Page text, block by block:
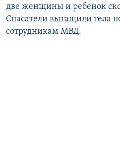
две женщины и ребенок
Спасатели вытащили тела
сотрудникам МВД.